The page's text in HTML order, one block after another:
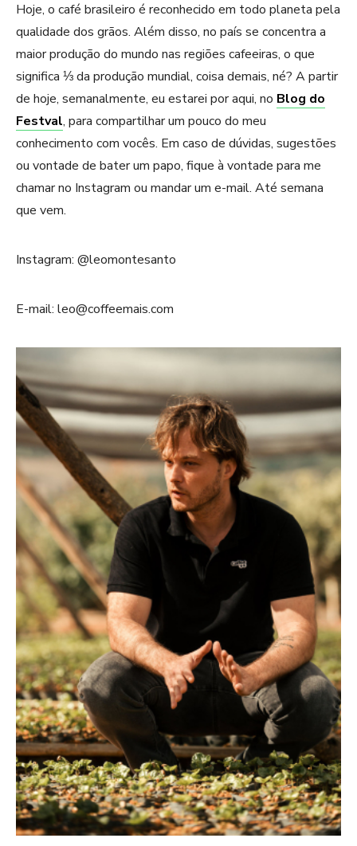
Hoje, o café brasileiro é reconhecido em todo planeta pela
qualidade dos grãos. Além disso, no país se concentra a
maior produção do mundo nas regiões cafeeiras, o que
significa ⅓ da produção mundial, coisa demais, né? A partir
de hoje, semanalmente, eu estarei por aqui, no Blog do
Festval, para compartilhar um pouco do meu
conhecimento com vocês. Em caso de dúvidas, sugestões
ou vontade de bater um papo, fique à vontade para me
chamar no Instagram ou mandar um e-mail. Até semana
que vem.
Instagram: @leomontesanto
E-mail: leo@coffeemais.com